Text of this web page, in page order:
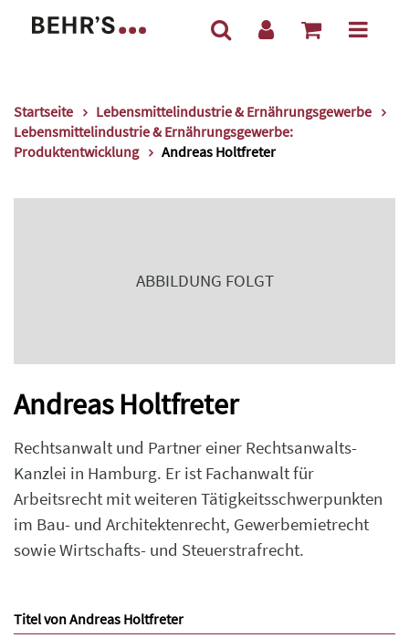
Startseite
Lebensmittelindustrie & Ernährungsgewerbe
Lebensmittelindustrie & Ernährungsgewerbe:
Produktentwicklung
Andreas Holtfreter
ABBILDUNG FOLGT
Andreas Holtfreter
Rechtsanwalt und Partner einer Rechtsanwalts-
Kanzlei in Hamburg. Er ist Fachanwalt für
Arbeitsrecht mit weiteren Tätigkeitsschwerpunkten
im Bau- und Architektenrecht, Gewerbemietrecht
sowie Wirtschafts- und Steuerstrafrecht.
Titel von Andreas Holtfreter